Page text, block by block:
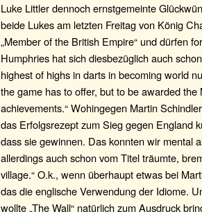
Luke Littler dennoch ernstgemeinte
beide Lukes am letzten Freitag von König
„Member of the British Empire“ und dürfen
Humphries hat sich diesbezüglich auch
highest of highs in darts in becoming world
the game has to offer, but to be awarded
achievements.“ Wohingegen Martin
das Erfolgsrezept zum Sieg gegen England
dass sie gewinnen. Das konnten wir mental
allerdings auch schon vom Titel träumte,
village.“ O.k., wenn überhaupt etwas bei
das die englische Verwendung der Idiome.
wollte „The Wall“ natürlich zum Ausdruck